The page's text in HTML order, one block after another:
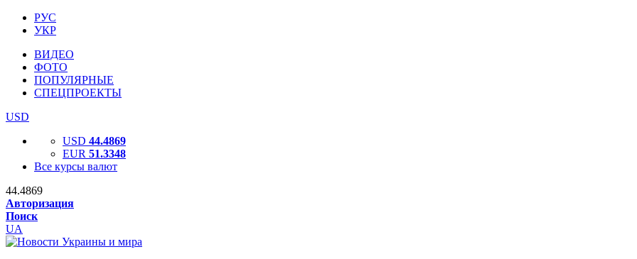
РУС
УКР
ВИДЕО
ФОТО
ПОПУЛЯРНЫЕ
СПЕЦПРОЕКТЫ
USD
USD 44.4869
EUR 51.3348
Все курсы валют
44.4869
Авторизация
Поиск
UA